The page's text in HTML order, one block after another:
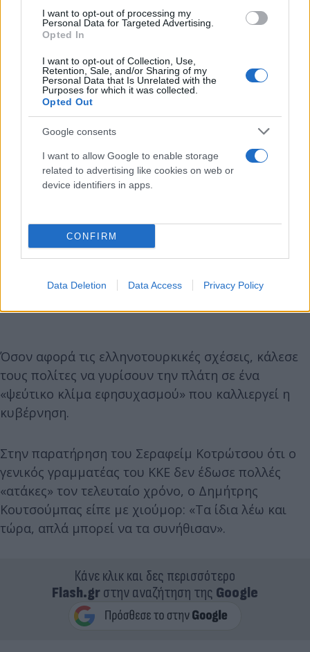
I want to opt-out of processing my
Personal Data for Targeted Advertising.
Opted In
I want to opt-out of Collection, Use,
Retention, Sale, and/or Sharing of my
Personal Data that Is Unrelated with the
Purposes for which it was collected.
Opted Out
Google consents
I want to allow Google to enable storage
related to advertising like cookies on web or
device identifiers in apps.
CONFIRM
Data Deletion Data Access Privacy Policy
Όσον αφορά τις ελληνοτουρκικές σχέσεις, κάλεσε
τους πολίτες να γυρίσουν την πλάτη σε ένα
«ψεύτικο κλίμα εφησυχασμού» που καλλιεργεί η
κυβέρνηση.
Στην παρατήρηση του Σεραφείμ Κοτρώτσου ότι ο
γενικός γραμματέας του ΚΚΕ δεν έδωσε πολλές
«ατάκες» τον τελευταίο χρόνο, ο Δημήτρης
Κουτσούμπας είπε με χιούμορ: «Τα ίδια λέω και
τώρα, απλά μπορεί να τα συνήθισαν».
Κάνε κλικ και δες περισσότερο
Flash.grστην αναζήτηση της Google